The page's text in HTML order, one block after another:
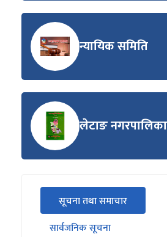
न्यायिक समिति
लेटाङ नगरपालिका
सीधा
पहिलो
ट्याबको
सूचना तथा समाचार
(सक्रिय ट्याब)
सार्वजनिक सूचना